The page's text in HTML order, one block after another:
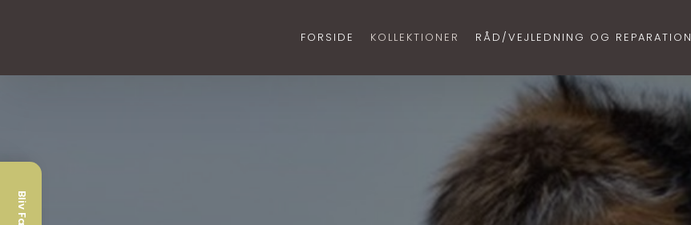
FORSIDE KOLLEKTIONER RÅD/VEJLEDNING OG REPARATION